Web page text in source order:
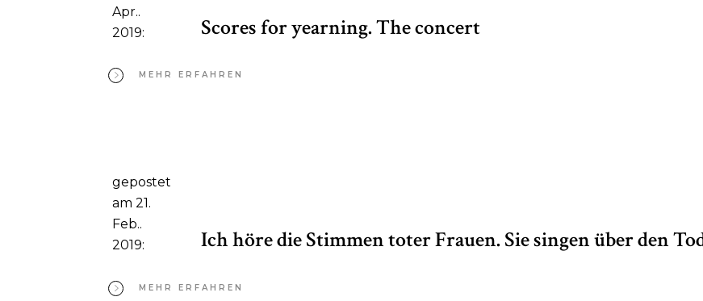
Apr..
2019:
Scores for yearning. The concert
MEHR ERFAHREN
gepostet
am 21.
Feb..
2019:
Ich höre die Stimmen toter Frauen. Sie singen über den
MEHR ERFAHREN